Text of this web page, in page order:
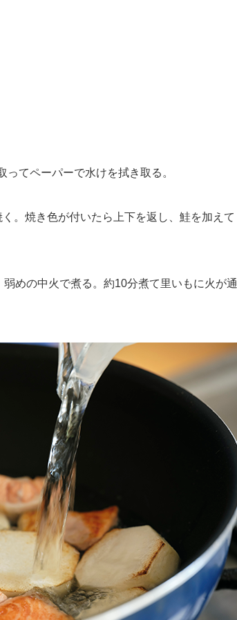
てペーパーで水けを拭き取る。
。焼き色が付いたら上下を返し、鮭を加えて
めの中火で煮る。約10分煮て里いもに火が通